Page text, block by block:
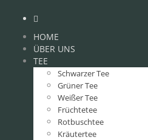
HOME
ÜBER UNS
TEE
Schwarzer Tee
Grüner Tee
Weißer Tee
Früchtetee
Rotbuschtee
Kräutertee